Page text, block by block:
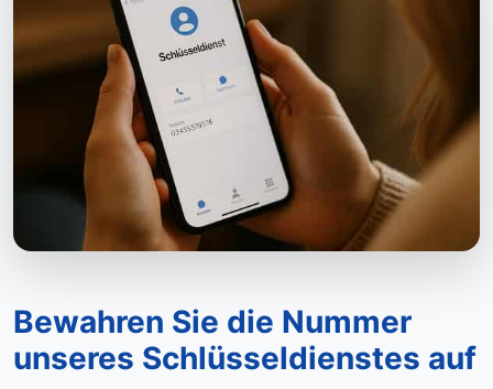
Bewahren Sie die Nummer
unseres Schlüsseldienstes auf